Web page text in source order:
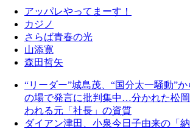
アッパレやってまーす！
カジノ
さらば青春の光
山添寛
森田哲矢
“リーダー”城島茂、“国分太一騒動”
の場で発言に批判集中…分かれた松
われる元「社長」の資質
ダイアン津田、小泉今日子由来の「